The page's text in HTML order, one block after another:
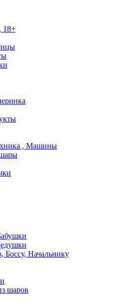
18+
, Машины
Боссу, Начальнику
шаров